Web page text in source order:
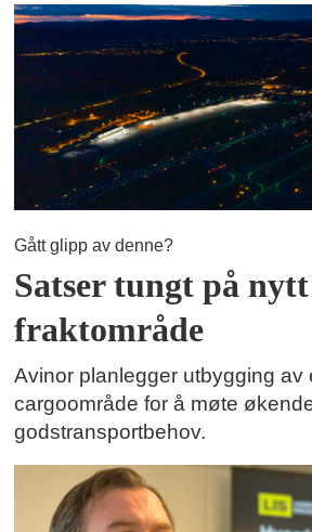
Gått glipp av denne?
Satser tungt på nytt
fraktområde
Avinor planlegger utbygging av
cargoområde for å møte
godstransportbehov.